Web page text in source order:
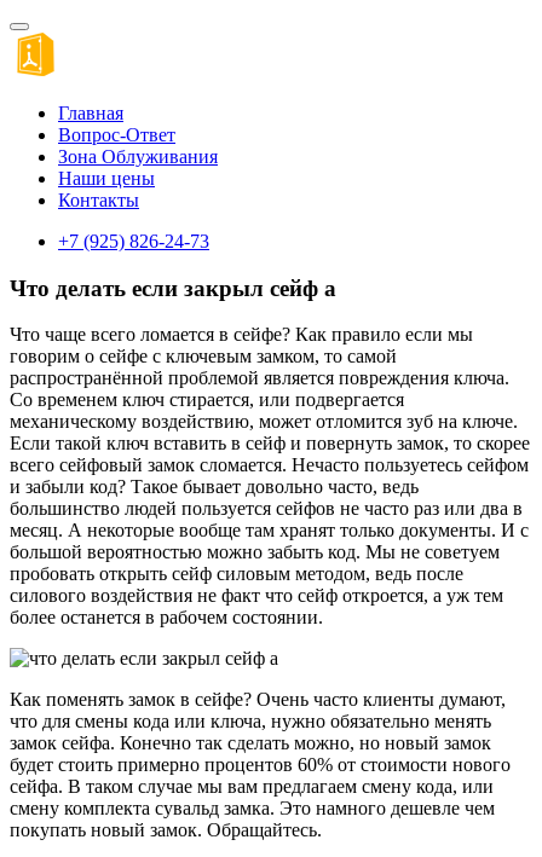
Главная
Вопрос-Ответ
Зона Облуживания
Наши цены
Контакты
+7 (925) 826-24-73
Что делать если закрыл сейф а
Что чаще всего ломается в сейфе? Как правило если мы
говорим о сейфе с ключевым замком, то самой
распространённой проблемой является повреждения ключа.
Со временем ключ стирается, или подвергается
механическому воздействию, может отломится зуб на ключе.
Если такой ключ вставить в сейф и повернуть замок, то скорее
всего сейфовый замок сломается. Нечасто пользуетесь сейфом
и забыли код? Такое бывает довольно часто, ведь
большинство людей пользуется сейфов не часто раз или два в
месяц. А некоторые вообще там хранят только документы. И с
большой вероятностью можно забыть код. Мы не советуем
пробовать открыть сейф силовым методом, ведь после
силового воздействия не факт что сейф откроется, а уж тем
более останется в рабочем состоянии.
Как поменять замок в сейфе? Очень часто клиенты думают,
что для смены кода или ключа, нужно обязательно менять
замок сейфа. Конечно так сделать можно, но новый замок
будет стоить примерно процентов 60% от стоимости нового
сейфа. В таком случае мы вам предлагаем смену кода, или
смену комплекта сувальд замка. Это намного дешевле чем
покупать новый замок. Обращайтесь.